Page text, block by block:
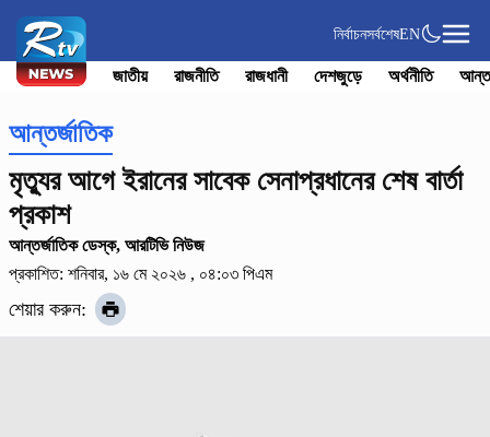
নির্বাচনসর্বশেষEN
জাতীয় রাজনীতি রাজধানী দেশজুড়ে অর্থনীতি
আন্তর্জাতিক
মৃত্যুর আগে ইরানের সাবেক সেনাপ্রধানের শেষ বার্তা
প্রকাশ
আন্তর্জাতিক ডেস্ক, আরটিভি নিউজ
প্রকাশিত: শনিবার, ১৬ মে ২০২৬ , ০৪:০৩ পিএম
শেয়ার করুন: